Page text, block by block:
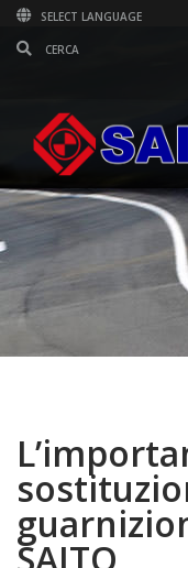
SELECT LANGUAGE